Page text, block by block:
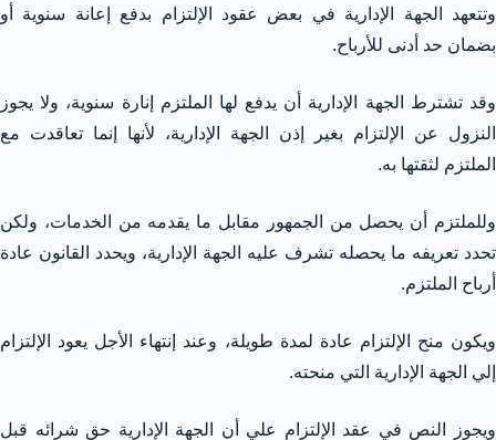
وتتعهد الجهة الإدارية في بعض عقود الإلتزام بدفع إعانة سنوية أو
بضمان حد أدنى للأرباح.
وقد تشترط الجهة الإدارية أن يدفع لها الملتزم إنارة سنوية، ولا يجوز
النزول عن الإلتزام بغير إذن الجهة الإدارية، لأنها إنما تعاقدت مع
الملتزم لثقتها به.
وللملتزم أن يحصل من الجمهور مقابل ما يقدمه من الخدمات، ولكن
تحدد تعريفه ما يحصله تشرف عليه الجهة الإدارية، ويحدد القانون عادة
أرباح الملتزم.
ويكون منح الإلتزام عادة لمدة طويلة، وعند إنتهاء الأجل يعود الإلتزام
إلي الجهة الإدارية التي منحته.
ويجوز النص في عقد الإلتزام علي أن الجهة الإدارية حق شرائه قبل